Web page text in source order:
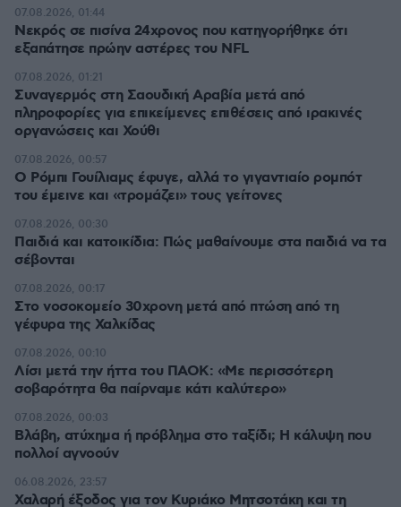
Νεκρός σε πισίνα 24χρονος που κατηγορήθηκε ότι
εξαπάτησε πρώην αστέρες του NFL
07.08.2026, 01:44
Συναγερμός στη Σαουδική Αραβία μετά από
πληροφορίες για επικείμενες επιθέσεις από ιρακινές
οργανώσεις και Χούθι
07.08.2026, 01:21
Ο Ρόμπι Γουίλιαμς έφυγε, αλλά το γιγαντιαίο ρομπότ
του έμεινε και «τρομάζει» τους γείτονες
07.08.2026, 00:57
Παιδιά και κατοικίδια: Πώς μαθαίνουμε στα παιδιά να τα
σέβονται
07.08.2026, 00:30
Στο νοσοκομείο 30χρονη μετά από πτώση από τη
γέφυρα της Χαλκίδας
07.08.2026, 00:17
Λίσι μετά την ήττα του ΠΑΟΚ: «Με περισσότερη
σοβαρότητα θα παίρναμε κάτι καλύτερο»
07.08.2026, 00:10
Βλάβη, ατύχημα ή πρόβλημα στο ταξίδι; Η κάλυψη που
πολλοί αγνοούν
07.08.2026, 00:03
Χαλαρή έξοδος για τον Κυριάκο Μητσοτάκη και τη
06.08.2026, 23:57